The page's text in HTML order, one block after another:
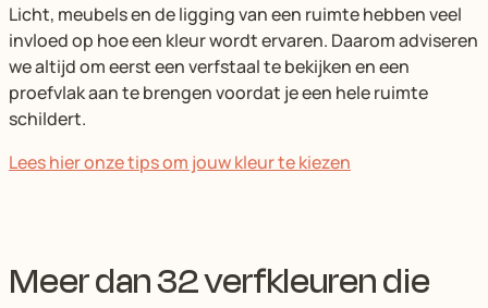
Licht, meubels en de ligging van een ruimte hebben veel
invloed op hoe een kleur wordt ervaren. Daarom adviseren
we altijd om eerst een verfstaal te bekijken en een
proefvlak aan te brengen voordat je een hele ruimte
schildert.
Lees hier onze tips om jouw kleur te kiezen
Meer dan 32 verfkleuren die